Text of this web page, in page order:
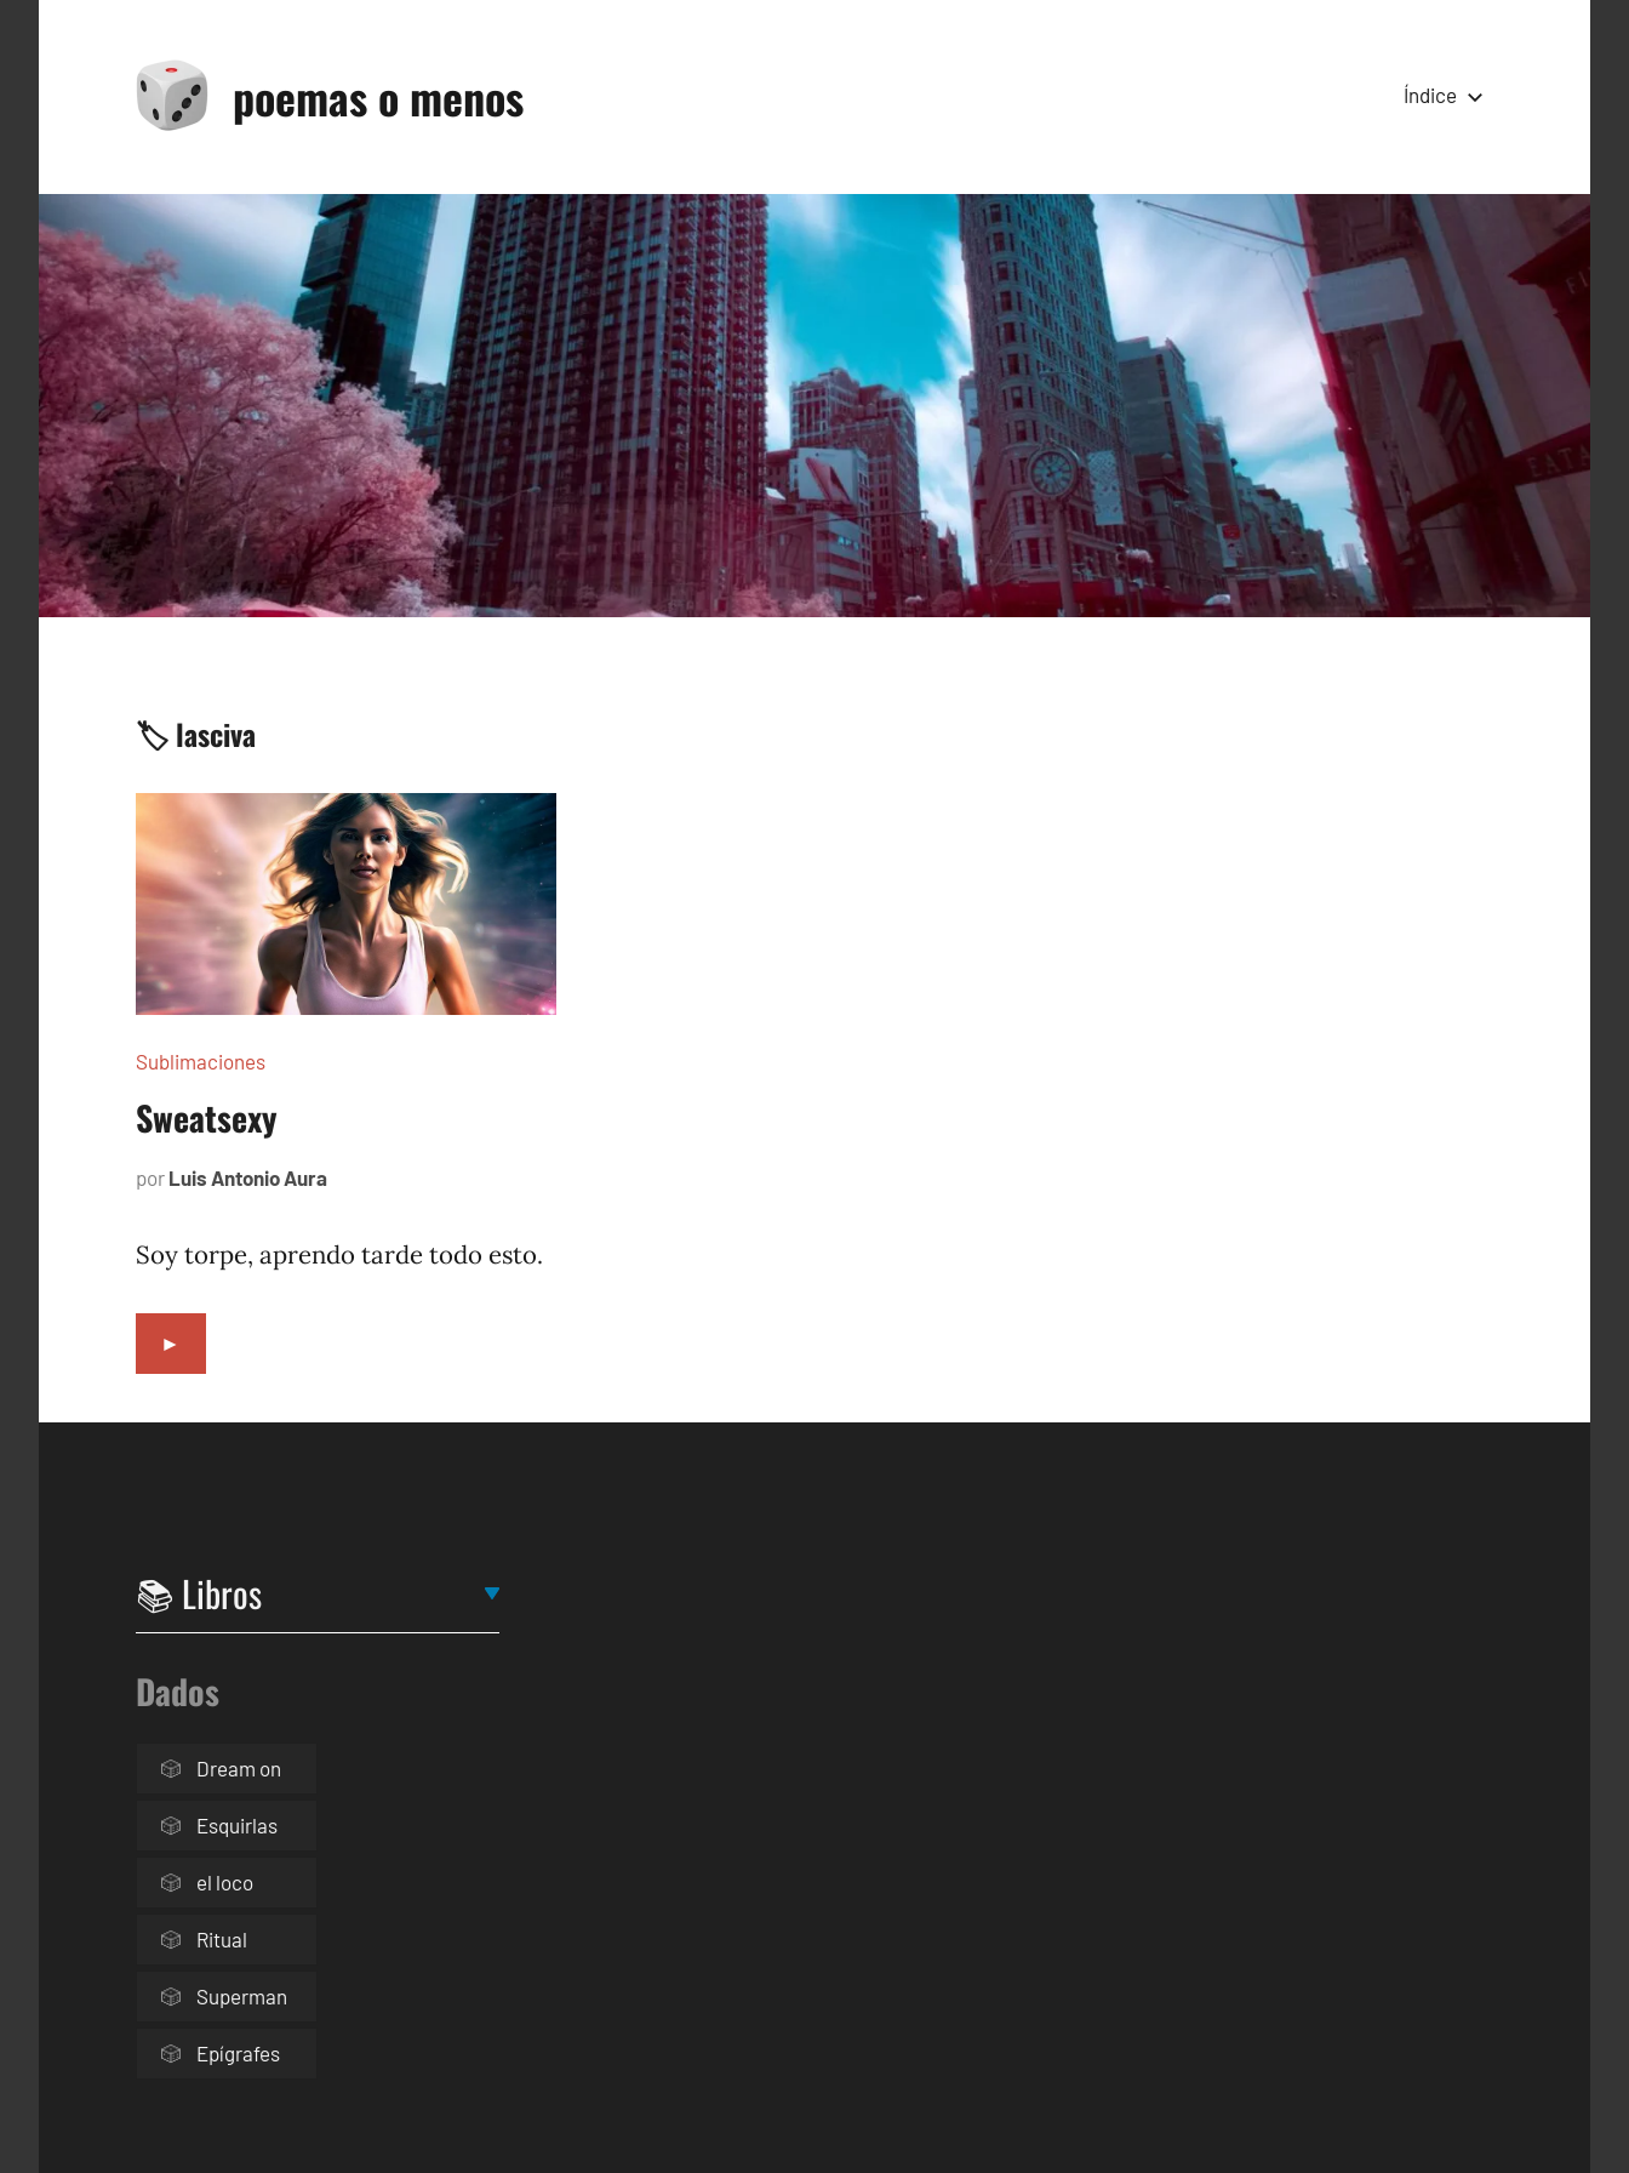
poemas o menos Índice
🏷️ lasciva
Sublimaciones
Sweatsexy
por Luis Antonio Aura
2022
Soy torpe, aprendo tarde todo esto.
►
Dados
Dream on
Esquirlas
el loco
Ritual
Superman
Epígrafes